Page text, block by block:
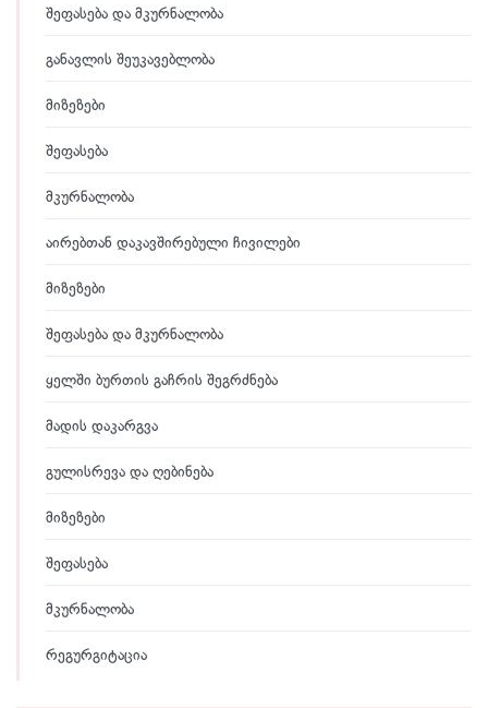
შეფასება და მკურნალობა
განავლის შეუკავებლობა
მიზეზები
შეფასება
მკურნალობა
აირებთან დაკავშირებული ჩივილები
მიზეზები
შეფასება და მკურნალობა
ყელში ბურთის გაჩრის შეგრძნება
მადის დაკარგვა
გულისრევა და ღებინება
მიზეზები
შეფასება
მკურნალობა
რეგურგიტაცია